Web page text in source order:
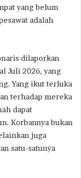
yang belum
adalah
dilaporkan
Juli 2026, yang
Yang ikut terluka
terhadap mereka
dapat
Korbannya bukan
juga
satu-satunya